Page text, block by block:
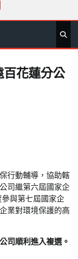
政 地 專
百花蓮分公
行動輔導，協助轄
司繼第六屆國家企
與第七屆國家企
業對環境保護的高
司順利進入複選。